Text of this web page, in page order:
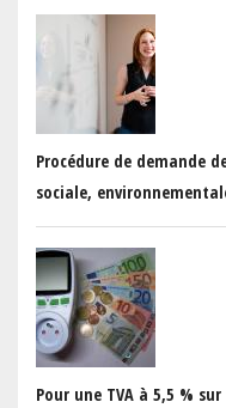
Procédure de demande
sociale,
Pour une TVA à 5,5 %